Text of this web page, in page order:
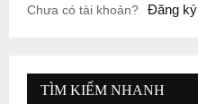
Chưa có tài khoản? Đăng ký
TÌM KIẾM NHANH